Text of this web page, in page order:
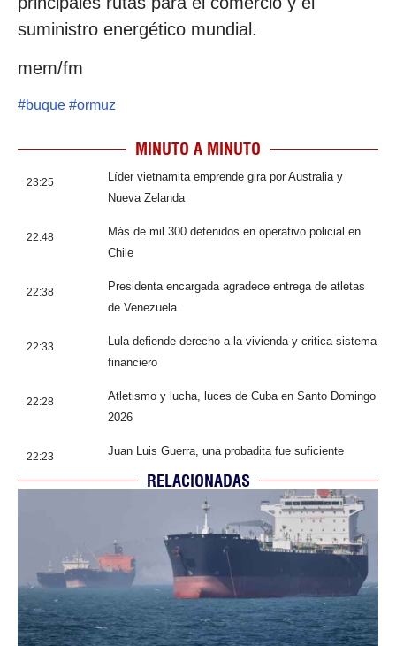
suministro energético mundial.
mem/fm
#buque #ormuz
MINUTO A MINUTO
23:25
Líder vietnamita emprende gira por Australia y
Nueva Zelanda
22:48
Más de mil 300 detenidos en operativo policial en
Chile
22:38
Presidenta encargada agradece entrega de atletas
de Venezuela
22:33
Lula defiende derecho a la vivienda y critica sistema
financiero
22:28
Atletismo y lucha, luces de Cuba en Santo Domingo
2026
22:23 Juan Luis Guerra, una probadita fue suficiente
RELACIONADAS